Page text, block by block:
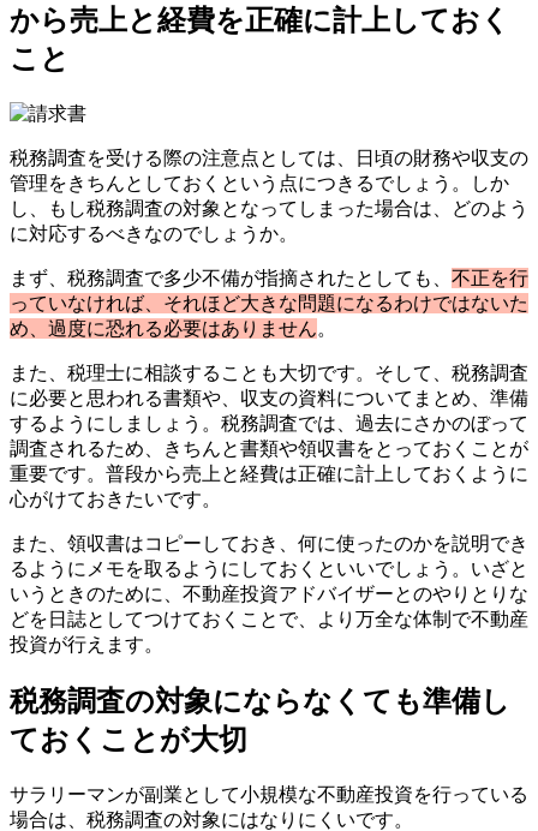
から売上と経費を正確に計上しておく
こと
税務調査を受ける際の注意点としては、日頃の財務や収支の
管理をきちんとしておくという点につきるでしょう。しか
し、もし税務調査の対象となってしまった場合は、どのよう
に対応するべきなのでしょうか。
まず、税務調査で多少不備が指摘されたとしても、 不正を行
っていなければ、それほど大きな問題になるわけではないた
め、過度に恐れる必要はありません。
また、税理士に相談することも大切です。そして、税務調査
に必要と思われる書類や、収支の資料についてまとめ、準備
するようにしましょう。税務調査では、過去にさかのぼって
調査されるため、きちんと書類や領収書をとっておくことが
重要です。普段から売上と経費は正確に計上しておくように
心がけておきたいです。
また、領収書はコピーしておき、何に使ったのかを説明でき
るようにメモを取るようにしておくといいでしょう。いざと
いうときのために、不動産投資アドバイザーとのやりとりな
どを日誌としてつけておくことで、より万全な体制で不動産
投資が行えます。
税務調査の対象にならなくても準備し
ておくことが大切
サラリーマンが副業として小規模な不動産投資を行っている
場合は、税務調査の対象にはなりにくいです。